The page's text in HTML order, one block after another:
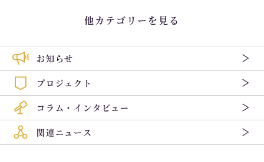
他カテゴリーを見る
お知らせ
プロジェクト
コラム・インタビュー
関連ニュース